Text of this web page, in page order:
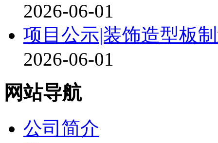
2026-06-01
项目公示|装饰造型板
2026-06-01
网站导航
公司简介